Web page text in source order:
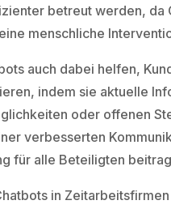
betreut werden, da
menschliche
auch dabei helfen,
indem sie aktuelle
oder offenen
verbesserten
für alle Beteiligten
in